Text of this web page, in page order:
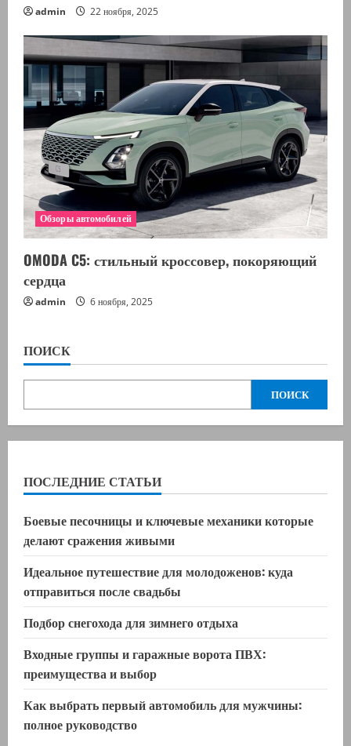
admin 22 ноября, 2025
Обзоры автомобилей
OMODA C5: стильный кроссовер, покоряющий
сердца
admin 6 ноября, 2025
ПОИСК
ПОИСК
ПОСЛЕДНИЕ СТАТЬИ
Боевые песочницы и ключевые механики которые
делают сражения живыми
Идеальное путешествие для молодоженов: куда
отправиться после свадьбы
Подбор снегохода для зимнего отдыха
Входные группы и гаражные ворота ПВХ:
преимущества и выбор
Как выбрать первый автомобиль для мужчины:
полное руководство